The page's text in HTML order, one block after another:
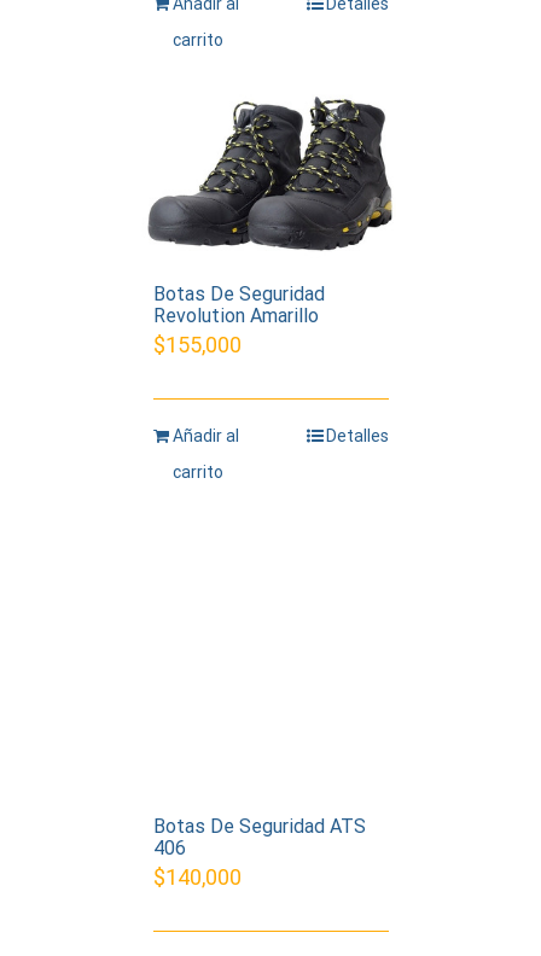
carrito
Botas De Seguridad
Revolution Amarillo
$155,000
Añadir al
carrito
Detalles
Botas De Seguridad ATS
406
$140,000